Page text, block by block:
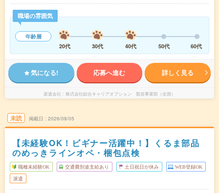
職場の雰囲気
年齢層
20代
30代 40代 50代 60代
気になる! 応募へ進む 詳しく見る
派遣会社 株式会社綜合キャリアオプション 製造事業部（全国）
未読 掲載日 2026/08/05
【未経験OK！ビギナー活躍中！】くるま部品
のめっきラインオペ・梱包点検
職種未経験OK 交通費別途支給あり 土日祝日が休み WEB登録OK
派遣